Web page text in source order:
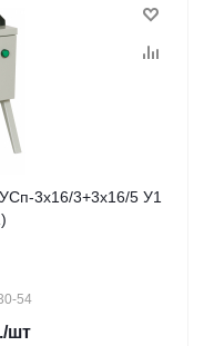
3х16/3+3х16/5 У1
54
/шт